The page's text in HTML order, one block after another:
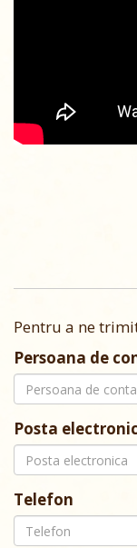
Pentru a ne
Persoana de
Posta
Telefon